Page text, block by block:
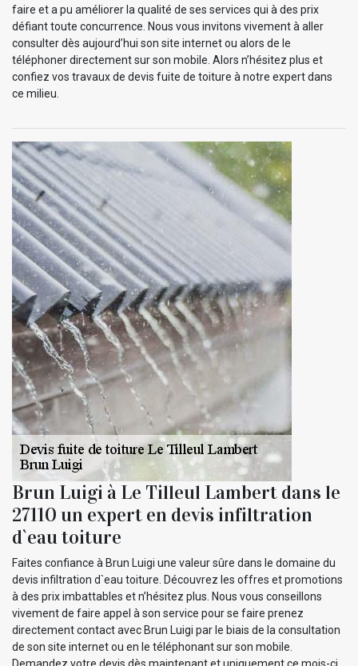
faire et a pu améliorer la qualité de ses services qui à des prix
défiant toute concurrence. Nous vous invitons vivement à aller
consulter dès aujourd’hui son site internet ou alors de le
téléphoner directement sur son mobile. Alors n’hésitez plus et
confiez vos travaux de devis fuite de toiture à notre expert dans
ce milieu.
Brun Luigi à Le Tilleul Lambert dans le
27110 un expert en devis infiltration
d`eau toiture
Faites confiance à Brun Luigi une valeur sûre dans le domaine du
devis infiltration d`eau toiture. Découvrez les offres et promotions
à des prix imbattables et n’hésitez plus. Nous vous conseillons
vivement de faire appel à son service pour se faire prenez
directement contact avec Brun Luigi par le biais de la consultation
de son site internet ou en le téléphonant sur son mobile.